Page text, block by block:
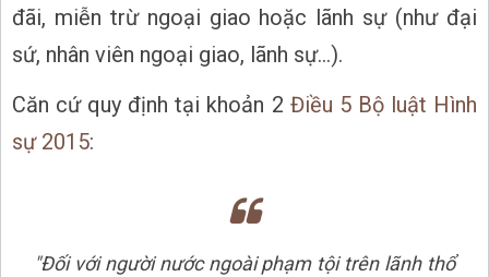
đãi, miễn trừ ngoại giao hoặc lãnh sự (như đại
sứ, nhân viên ngoại giao, lãnh sự...).
Căn cứ quy định tại khoản 2 Điều 5 Bộ luật Hình
sự 2015:
"Đối với người nước ngoài phạm tội trên lãnh thổ